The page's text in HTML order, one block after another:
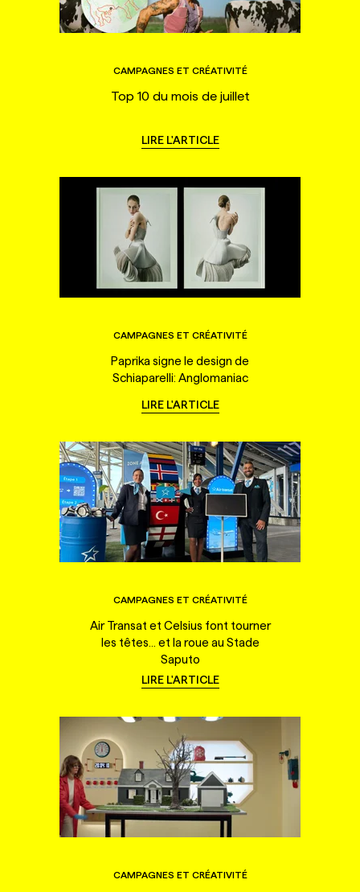
CAMPAGNES ET CRÉATIVITÉ
Top 10 du mois de juillet
LIRE L'ARTICLE
CAMPAGNES ET CRÉATIVITÉ
Paprika signe le design de
Schiaparelli: Anglomaniac
LIRE L'ARTICLE
CAMPAGNES ET CRÉATIVITÉ
Air Transat et Celsius font tourner
les têtes... et la roue au Stade
Saputo
LIRE L'ARTICLE
CAMPAGNES ET CRÉATIVITÉ